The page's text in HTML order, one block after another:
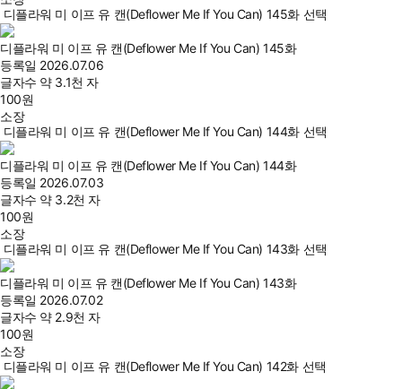
디플라워 미 이프 유 캔(Deflower Me If You Can) 145화 선택
디플라워 미 이프 유 캔(Deflower Me If You Can) 145화
등록일 2026.07.06
글자수 약 3.1천 자
100원
소장
디플라워 미 이프 유 캔(Deflower Me If You Can) 144화 선택
디플라워 미 이프 유 캔(Deflower Me If You Can) 144화
등록일 2026.07.03
글자수 약 3.2천 자
100원
소장
디플라워 미 이프 유 캔(Deflower Me If You Can) 143화 선택
디플라워 미 이프 유 캔(Deflower Me If You Can) 143화
등록일 2026.07.02
글자수 약 2.9천 자
100원
소장
디플라워 미 이프 유 캔(Deflower Me If You Can) 142화 선택